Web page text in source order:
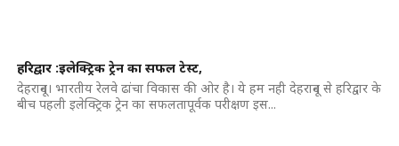
हरिद्वार :इलेक्ट्रिक ट्रेन का सफल टेस्ट,
देहरादून। भारतीय रेलवे ढांचा विकास की ओर है। ये हम नही देहरादून से हरिद्वार के
बीच पहली इलेक्ट्रिक ट्रेन का सफलतापूर्वक परीक्षण इस...